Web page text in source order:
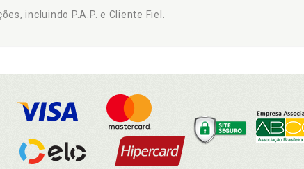
incluindo P.A.P. e Cliente Fiel.